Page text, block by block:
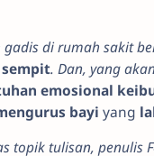
di rumah sakit
. Dan, yang
emosional
bayi yang
topik tulisan, penulis